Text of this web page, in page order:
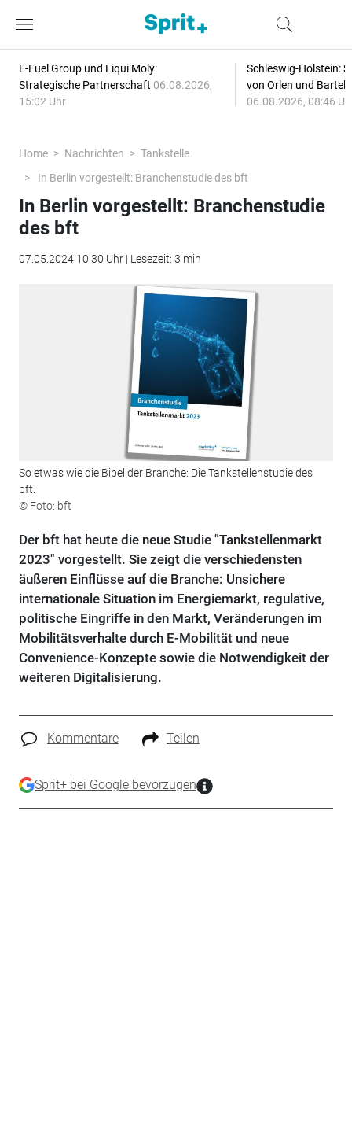
E-Fuel Group und Liqui Moly:
Strategische Partnerschaft 06.08.2026,
15:02 Uhr
Schleswig-Holstein:
von Orlen und
06.08.2026, 08:46
Home Nachrichten
Tankstelle
In Berlin vorgestellt: Branchenstudie des bft
In Berlin vorgestellt: Branchenstudie
des bft
07.05.2024 10:30 Uhr | Lesezeit: 3 min
So etwas wie die Bibel der Branche: Die Tankstellenstudie des
bft.
© Foto: bft
Der bft hat heute die neue Studie "Tankstellenmarkt
2023" vorgestellt. Sie zeigt die verschiedensten
äußeren Einflüsse auf die Branche: Unsichere
internationale Situation im Energiemarkt, regulative,
politische Eingriffe in den Markt, Veränderungen im
Mobilitätsverhalte durch E-Mobilität und neue
Convenience-Konzepte sowie die Notwendigkeit der
weiteren Digitalisierung.
Kommentare Teilen
Sprit+ bei Google bevorzugen